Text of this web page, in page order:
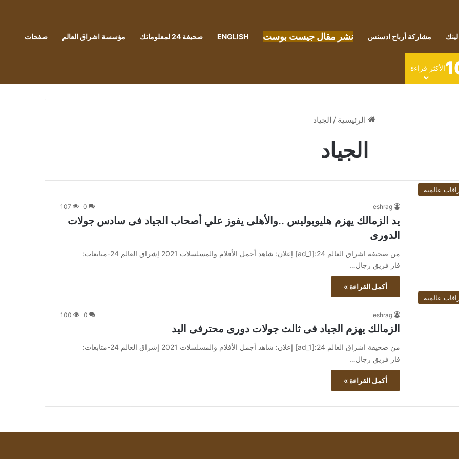
مشاركة أرباح ادسنس نشر مقال جيست بوست ENGLISH صحيفة 24 لمعلوماتك مؤسسة اشراق العالم صفحات
الأكثر قراءة
الرئيسية / الجياد
الجياد
عالمية
eshrag
0
107
يد الزمالك يهزم هليوبوليس ..والأهلى يفوز علي أصحاب الجياد فى سادس جولات
الدورى
من صحيفة اشراق العالم 24:[ad_1] إعلان: شاهد أجمل الأفلام والمسلسلات 2021 إشراق العالم 24-متابعات:
فاز فريق رجال…
أكمل القراءة »
عالمية
eshrag
0
100
الزمالك يهزم الجياد فى ثالث جولات دورى محترفى اليد
من صحيفة اشراق العالم 24:[ad_1] إعلان: شاهد أجمل الأفلام والمسلسلات 2021 إشراق العالم 24-متابعات:
فاز فريق رجال…
أكمل القراءة »